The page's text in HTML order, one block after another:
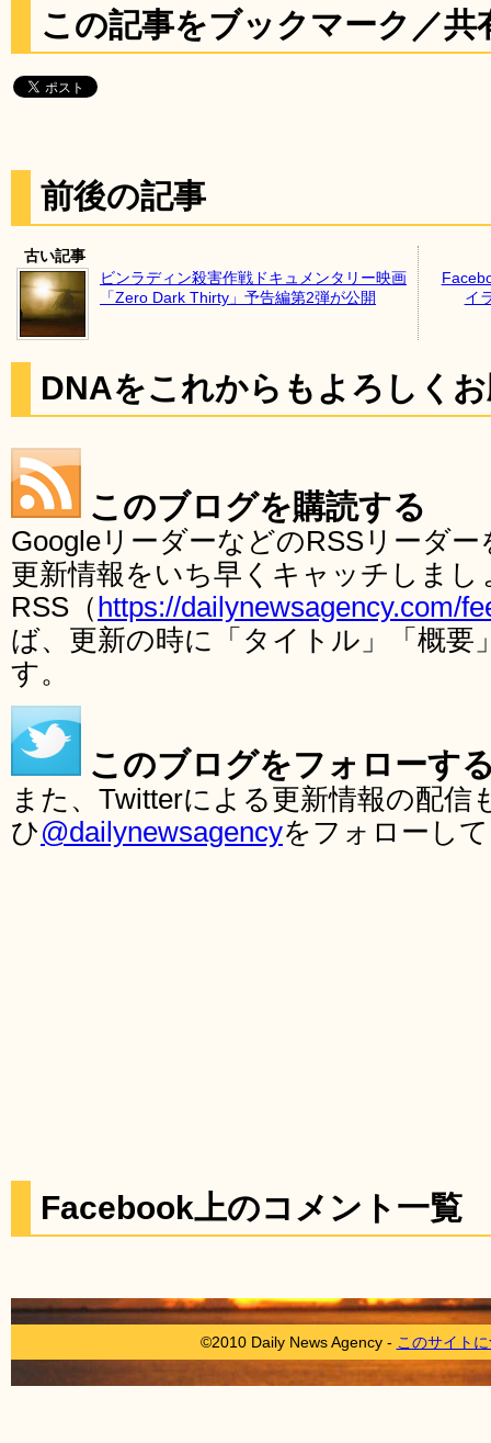
この記事をブックマーク／共
前後の記事
古い記事
ビンラディン殺害作戦ドキュメンタリー映画
「Zero Dark Thirty」予告編第2弾が公開
イ
DNAをこれからもよろしく
このブログを購読する
GoogleリーダーなどのRSSリーダ
更新情報をいち早くキャッチしま
RSS（ https://dailynewsagency.com/
ば、更新の時に「タイトル」「概要
す。
このブログをフォローす
また、Twitterによる更新情報の配
ひ@dailynewsagencyをフォローし
Facebook上のコメント一覧
©2010 Daily News Agency - このサイト